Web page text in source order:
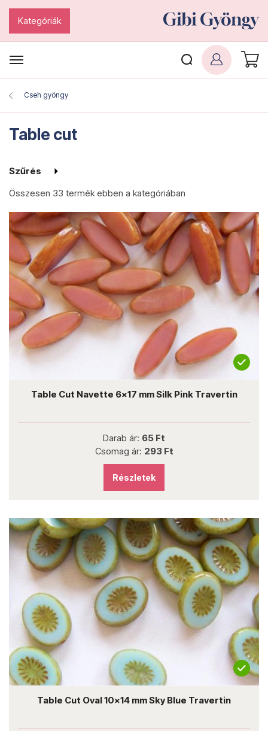
Kategóriák
Cseh gyöngy
Table cut
Szűrés
Összesen 33 termékebben a kategóriában
Table Cut Navette 6x17 mm Silk Pink Travertin
Darab ár: 65 Ft
Csomag ár: 293 Ft
Részletek
Table Cut Oval 10x14 mm Sky Blue Travertin